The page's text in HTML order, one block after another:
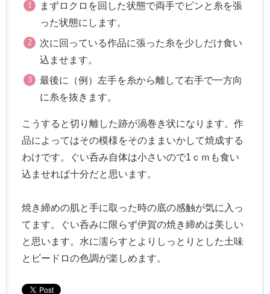
まずロクロを回した状態で両手でピンと糸を張
った状態にします。
次に回っている作品に張った糸を少しだけ食い
込ませます。
最後に（例）左手を糸から離して右手で一方向
に糸を抜きます。
こうすると切り離した跡が渦巻き状になります。作
品によってはその模様をそのままいかして焼成する
わけです。ぐい呑み自体は小さいので1ｃｍも食い
込ませれば十分だと思います。
焼き締めの肌と手に取った時の底の感触が気に入っ
てます。ぐい呑みに限らず伊賀の焼き締めは美しい
と思います。水に濡らすとよりしっとりとした土味
とビードロの色調が楽しめます。